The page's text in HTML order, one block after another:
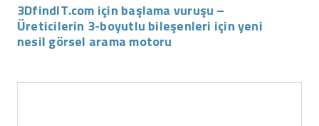
3DfindIT.com için başlama vuruşu –
Üreticilerin 3-boyutlu bileşenleri için yeni
nesil görsel arama motoru